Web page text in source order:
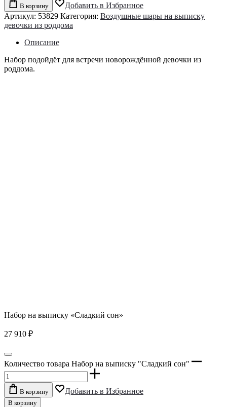
В корзину
Добавить в Избранное
Артикул: 53829 Категория: Воздушные шары на выписку
девочки из роддома
Описание
Набор подойдёт для встречи новорождённой девочки из
роддома.
Набор на выписку «Сладкий сон»
27 910 ₽
Количество товара Набор на выписку "Сладкий сон"
В корзину Добавить в Избранное
В корзину